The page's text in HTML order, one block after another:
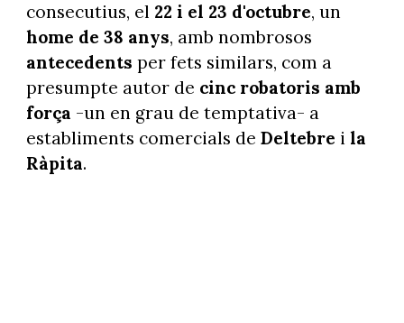
consecutius, el 22 i el 23 d'octubre, un
home de 38 anys, amb nombrosos
antecedents per fets similars, com a
presumpte autor de cinc robatoris amb
força -un en grau de temptativa- a
establiments comercials de Deltebre i la
Ràpita.